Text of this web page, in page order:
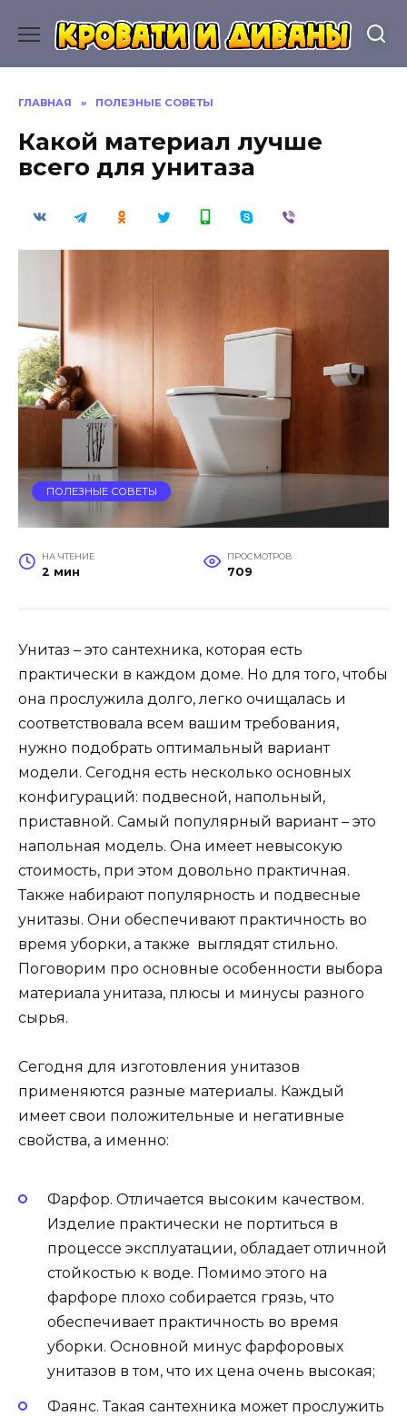
содержанию
ГЛАВНАЯ » ПОЛЕЗНЫЕ СОВЕТЫ
Какой материал лучше
всего для унитаза
ПОЛЕЗНЫЕ СОВЕТЫ
НА ЧТЕНИЕ
2 мин
ПРОСМОТРОВ
709
Унитаз – это сантехника, которая есть
практически в каждом доме. Но для того, чтобы
она прослужила долго, легко очищалась и
соответствовала всем вашим требования,
нужно подобрать оптимальный вариант
модели. Сегодня есть несколько основных
конфигураций: подвесной, напольный,
приставной. Самый популярный вариант – это
напольная модель. Она имеет невысокую
стоимость, при этом довольно практичная.
Также набирают популярность и подвесные
унитазы. Они обеспечивают практичность во
время уборки, а также выглядят стильно.
Поговорим про основные особенности выбора
материала унитаза, плюсы и минусы разного
сырья.
Сегодня для изготовления унитазов
применяются разные материалы. Каждый
имеет свои положительные и негативные
свойства, а именно:
Фарфор. Отличается высоким качеством.
Изделие практически не портиться в
процессе эксплуатации, обладает отличной
стойкостью к воде. Помимо этого на
фарфоре плохо собирается грязь, что
обеспечивает практичность во время
уборки. Основной минус фарфоровых
унитазов в том, что их цена очень высокая;
Фаянс. Такая сантехника может прослужить